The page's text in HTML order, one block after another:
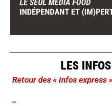
LES
Retour des « Infos express